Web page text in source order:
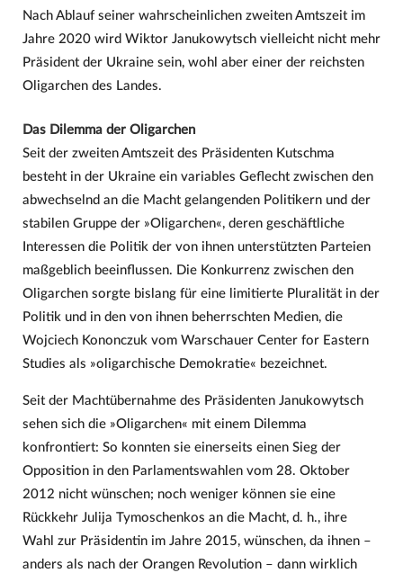
Nach Ablauf seiner wahrscheinlichen zweiten Amtszeit im
Jahre 2020 wird Wiktor Janukowytsch vielleicht nicht mehr
Präsident der Ukraine sein, wohl aber einer der reichsten
Oligarchen des Landes.
Das Dilemma der Oligarchen
Seit der zweiten Amtszeit des Präsidenten Kutschma
besteht in der Ukraine ein variables Geflecht zwischen den
abwechselnd an die Macht gelangenden Politikern und der
stabilen Gruppe der »Oligarchen«, deren geschäftliche
Interessen die Politik der von ihnen unterstützten Parteien
maßgeblich beeinflussen. Die Konkurrenz zwischen den
Oligarchen sorgte bislang für eine limitierte Pluralität in der
Politik und in den von ihnen beherrschten Medien, die
Wojciech Kononczuk vom Warschauer Center for Eastern
Studies als »oligarchische Demokratie« bezeichnet.
Seit der Machtübernahme des Präsidenten Janukowytsch
sehen sich die »Oligarchen« mit einem Dilemma
konfrontiert: So konnten sie einerseits einen Sieg der
Opposition in den Parlamentswahlen vom 28. Oktober
2012 nicht wünschen; noch weniger können sie eine
Rückkehr Julija Tymoschenkos an die Macht, d. h., ihre
Wahl zur Präsidentin im Jahre 2015, wünschen, da ihnen –
anders als nach der Orangen Revolution – dann wirklich